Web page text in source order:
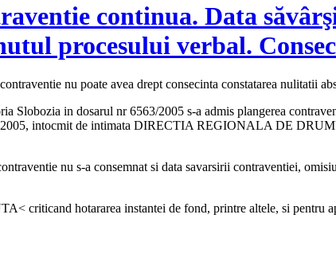
continua. Data
procesului verbal.
nu poate avea drept consecinta constatarea nulitatii
Slobozia in dosarul nr 6563/2005 s-a admis plangerea
intocmit de intimata DIRECTIA REGIONALA DE
nu s-a consemnat si data savarsirii contraventiei,
criticand hotararea instantei de fond, printre altele, si pentru